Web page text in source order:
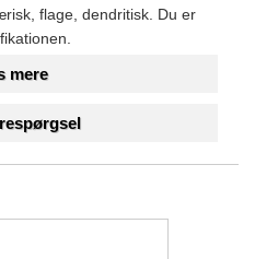
flage, dendritisk. Du er
mere